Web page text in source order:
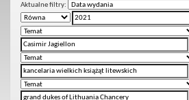
Aktualne filtry: